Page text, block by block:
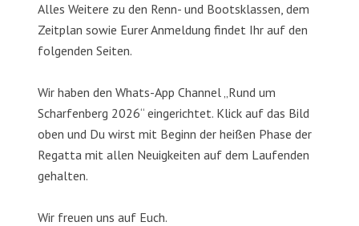
Alles Weitere zu den Renn- und Bootsklassen, dem
Zeitplan sowie Eurer Anmeldung findet Ihr auf den
folgenden Seiten.
Wir haben den Whats-App Channel „Rund um
Scharfenberg 2026“ eingerichtet. Klick auf das Bild
oben und Du wirst mit Beginn der heißen Phase der
Regatta mit allen Neuigkeiten auf dem Laufenden
gehalten.
Wir freuen uns auf Euch.